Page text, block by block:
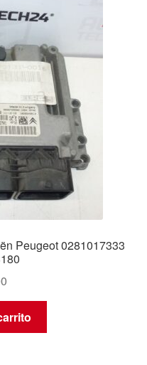
Peugeot 0281017333